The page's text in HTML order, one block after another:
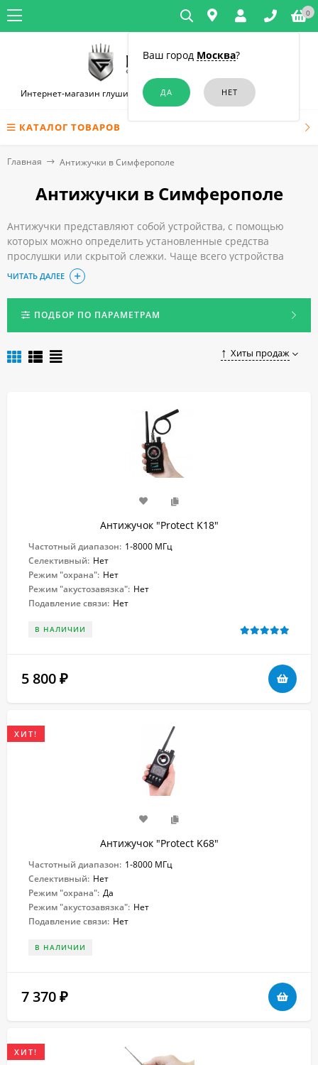
Ваш город Москва?
0
Интернет-магазин глушилок связи и диктофонов в Симферополе
КАТАЛОГ ТОВАРОВ
Главная Антижучки в Симферополе
Антижучки в Симферополе
Антижучки представляют собой устройства, с помощью
которых можно определить установленные средства
прослушки или скрытой слежки. Чаще всего устройства
используются для защиты информации, ведь зачастую она
стоит очень дорого. Приборы стали достаточно
популярными благодаря простоте использования и ряду
дополнительных преимуществ.
Чтобы купить антижучок в Симферополе, достаточно
ЧИТАТЬ ДАЛЕЕ
ПОДБОР ПО ПАРАМЕТРАМ
Хиты продаж
Антижучок "Protect K18"
Частотный диапазон: 1-8000 МГц
Селективный: Нет
Режим "охрана": Нет
Режим "акустозавязка": Нет
Подавление связи: Нет
В НАЛИЧИИ
5 800 ₽
ХИТ!
Антижучок "Protect K68"
Частотный диапазон: 1-8000 МГц
Селективный: Нет
Режим "охрана": Да
Режим "акустозавязка": Нет
Подавление связи: Нет
В НАЛИЧИИ
7 370 ₽
ХИТ!